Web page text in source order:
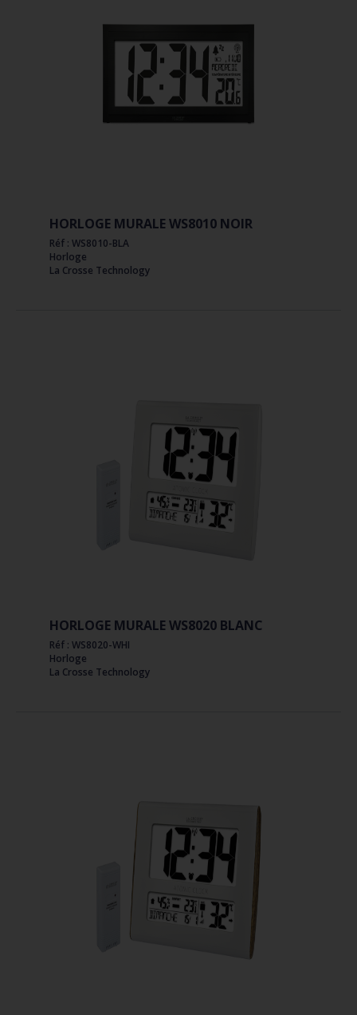
HORLOGE MURALE WS8010 NOIR
Réf : WS8010-BLA
Horloge
La Crosse Technology
HORLOGE MURALE WS8020 BLANC
Réf : WS8020-WHI
Horloge
La Crosse Technology